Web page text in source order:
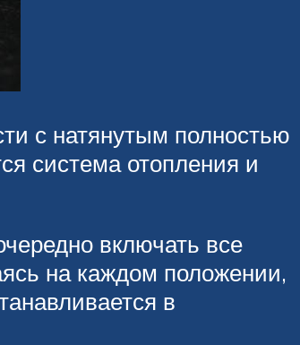
с натянутым полностью
система отопления и
включать все
на каждом положении,
в